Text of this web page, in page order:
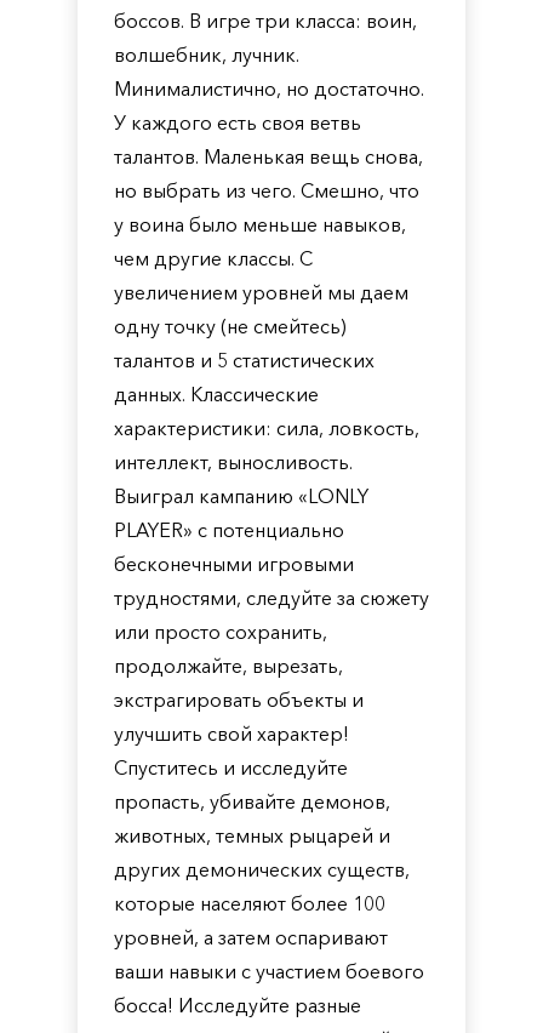
боссов. В игре три класса: воин,
волшебник, лучник.
Минималистично, но достаточно.
У каждого есть своя ветвь
талантов. Маленькая вещь снова,
но выбрать из чего. Смешно, что
у воина было меньше навыков,
чем другие классы. С
увеличением уровней мы даем
одну точку (не смейтесь)
талантов и 5 статистических
данных. Классические
характеристики: сила, ловкость,
интеллект, выносливость.
Выиграл кампанию «LONLY
PLAYER» с потенциально
бесконечными игровыми
трудностями, следуйте за сюжету
или просто сохранить,
продолжайте, вырезать,
экстрагировать объекты и
улучшить свой характер!
Спуститесь и исследуйте
пропасть, убивайте демонов,
животных, темных рыцарей и
других демонических существ,
которые населяют более 100
уровней, а затем оспаривают
ваши навыки с участием боевого
босса! Исследуйте разные